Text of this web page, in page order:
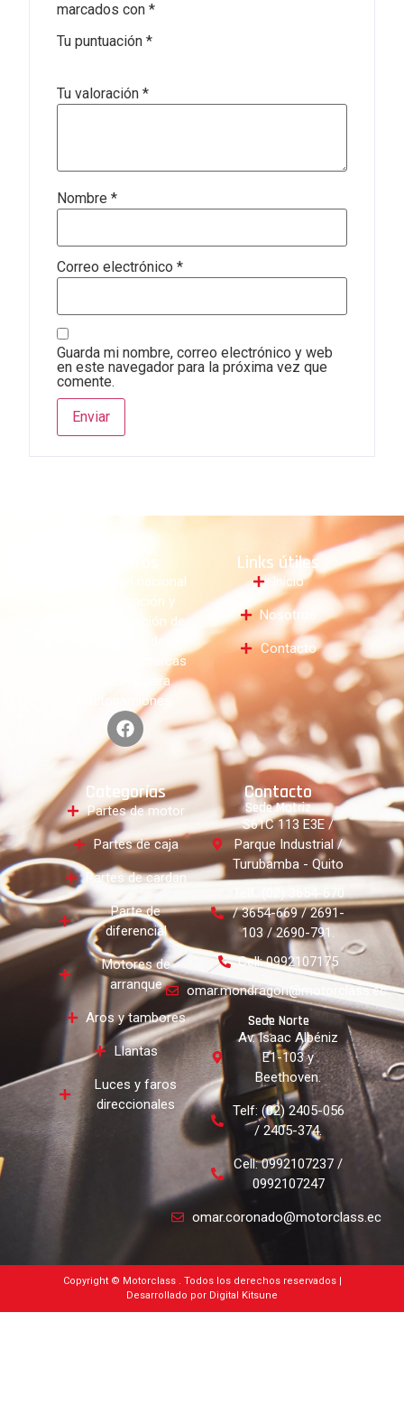
marcados con*
Tu puntuación*
Tu valoración*
Nombre*
Correo electrónico*
Guarda mi nombre, correo electrónico y web
en este navegador para la próxima vez que
comente.
Líder a nivel nacional
en importación y
comercialización de
repuestos de
reconocidas marcas
mundiales para
tractocamiones.
Links útiles
Inicio
Nosotros
Contacto
Categorías
Partes de motor
Partes de caja
Partes de cardan
Parte de
diferencial
Motores de
arranque
Aros y tambores
Llantas
Luces y faros
direccionales
Contacto
Sede Matriz
S61C 113 E3E /
Parque Industrial /
Turubamba - Quito
Telf: (02) 3654-670
/ 3654-669 / 2691-
103 / 2690-791.
Cell: 0992107175
omar.mondragon@motorclass.ec
Sede Norte
Av. Isaac Albéniz
E1-103 y
Beethoven.
Telf: (02) 2405-056
/ 2405-374.
Cell: 0992107237 /
0992107247
omar.coronado@motorclass.ec
Copyright © Motorclass . Todos los derechos reservados |
Desarrollado por Digital Kitsune